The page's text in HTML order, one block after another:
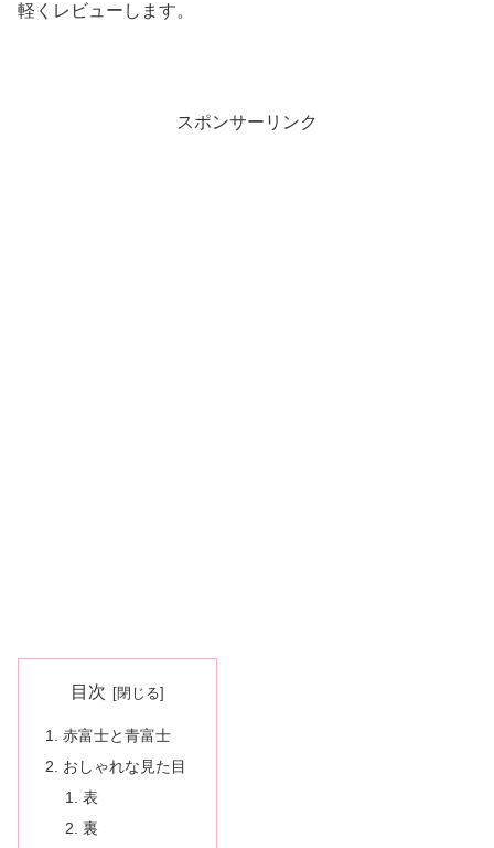
軽くレビューします。
スポンサーリンク
目次
赤富士と青富士
おしゃれな見た目
表
裏